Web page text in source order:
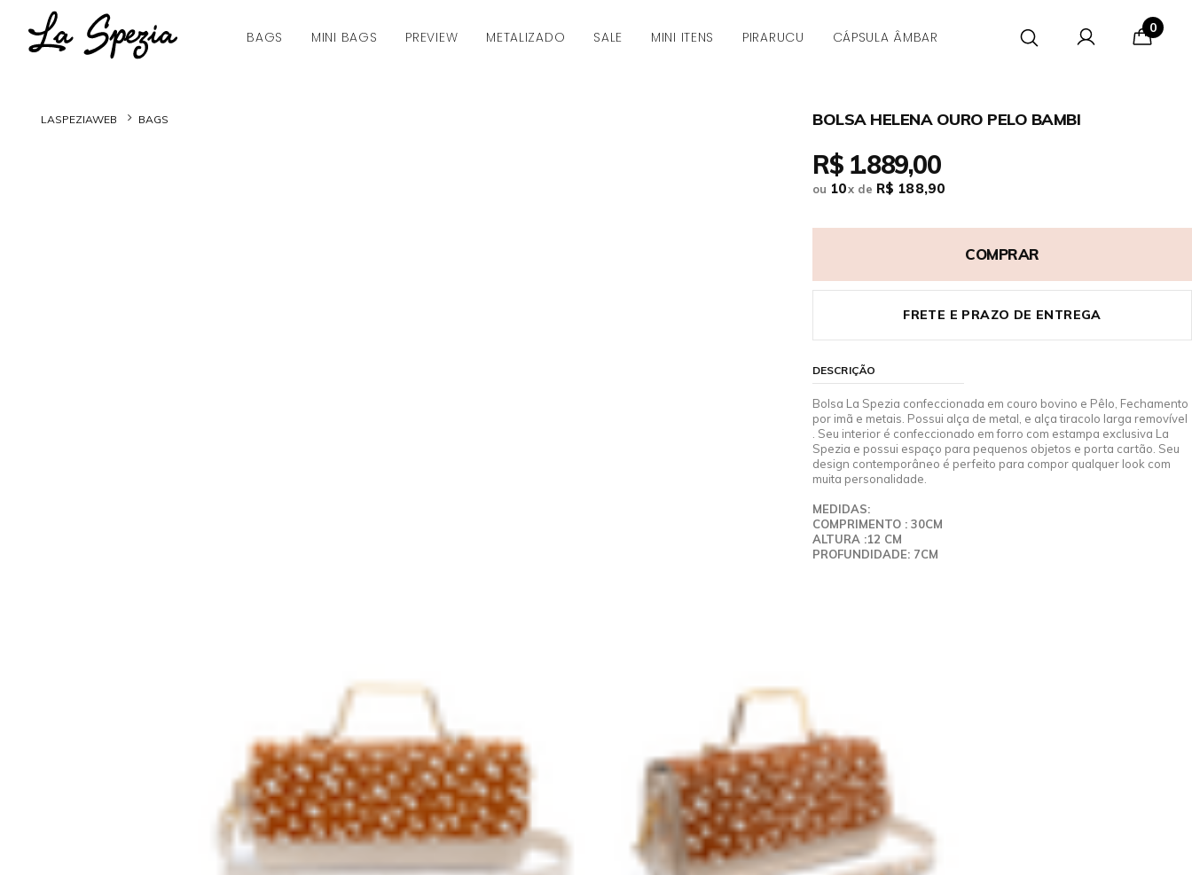
0
BAGS MINI BAGS PREVIEW METALIZADO SALE MINI ITENS PIRARUCU CÁPSULA ÂMBAR
LASPEZIAWEB BAGS BOLSA HELENA OURO PELO BAMBI
R$ 1.889,00
ou 10xde R$ 188,90
COMPRAR
FRETE E PRAZO DE ENTREGA
DESCRIÇÃO
Bolsa La Spezia confeccionada em couro bovino e Pêlo, Fechamento
por imã e metais. Possui alça de metal, e alça tiracolo larga removível
. Seu interior é confeccionado em forro com estampa exclusiva La
Spezia e possui espaço para pequenos objetos e porta cartão. Seu
design contemporâneo é perfeito para compor qualquer look com
muita personalidade.
MEDIDAS:
COMPRIMENTO : 30CM
ALTURA :12 CM
PROFUNDIDADE: 7CM